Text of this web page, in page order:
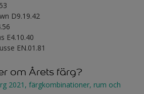
D9.19.42
E4.10.40
EN.01.81
om Årets färg?
2021, färgkombinationer, rum och